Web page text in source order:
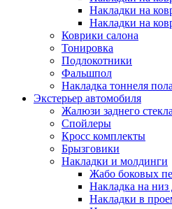
Накладки на
Накладки на
Коврики салона
Тонировка
Подлокотники
Фальшпол
Накладка тоннеля пола
Экстерьер автомобиля
Жалюзи заднего стекла
Спойлеры
Кросс комплекты
Брызговики
Накладки и молдинги
Жабо боковых
Накладка на низ
Накладки в